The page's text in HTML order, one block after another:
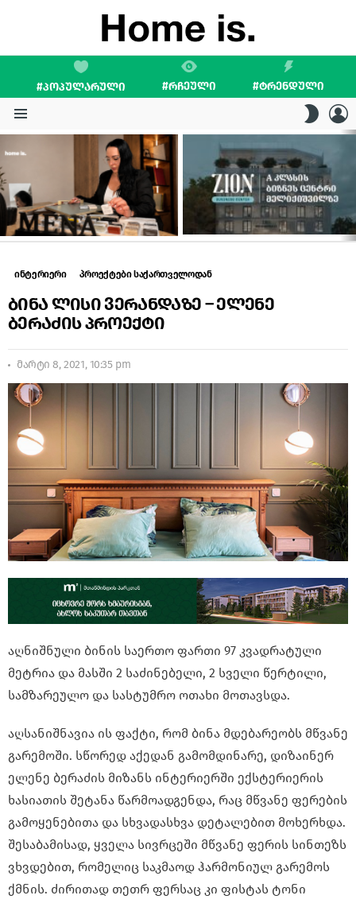
#ᲞᲝᲞᲣᲚᲐᲠᲣᲚᲘ #ᲠᲩᲔᲣᲚᲘ #ᲢᲠᲔᲜᲓᲣᲚᲘ
SKIN
STORIES
ინტერიერი პროექტები საქართველოდან
ბინა ლისი ვერანდაზე – ელენე
ბერაძის პროექტი
მარტი 8, 2021, 10:35 pm
აღნიშნული ბინის საერთო ფართი 97 კვადრატული
მეტრია და მასში 2 საძინებელი, 2 სველი წერტილი,
სამზარეულო და სასტუმრო ოთახი მოთავსდა.
აღსანიშნავია ის ფაქტი, რომ ბინა მდებარეობს მწვანე
გარემოში. სწორედ აქედან გამომდინარე, დიზაინერ
ელენე ბერაძის მიზანს ინტერიერში ექსტერიერის
ხასიათის შეტანა წარმოადგენდა, რაც მწვანე ფერების
გამოყენებითა და სხვადასხვა დეტალებით მოხერხდა.
შესაბამისად, ყველა სივრცეში მწვანე ფერის სინთეზს
ვხვდებით, რომელიც საკმაოდ ჰარმონიულ გარემოს
ქმნის. ძირითად თეთრ ფერსაც კი ფისტას ტონი